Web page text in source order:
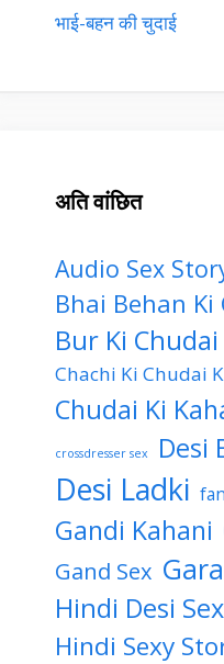
भाई-बहन की चुदाई
अति वांछित
Audio Sex
Bhai Behan Ki
Bur Ki Chudai
Chachi Ki Chudai
Chudai Ki
crossdresser sex Desi
Desi Ladki
Gandi Kahani
Gand Sex
Hindi Desi Sex
Hindi Sexy